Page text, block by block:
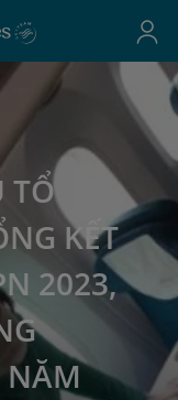
TỔ
KẾT
2023,
NĂM